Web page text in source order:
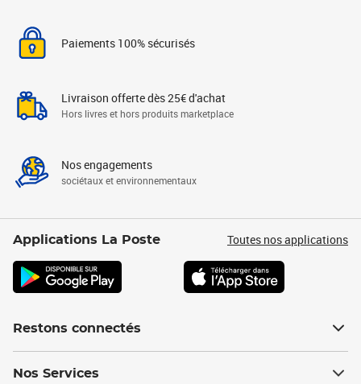
Paiements 100% sécurisés
Livraison offerte dès 25€ d'achat
Hors livres et hors produits marketplace
Nos engagements
sociétaux et environnementaux
Applications La Poste Toutes nos applications
Restons connectés
Nos Services